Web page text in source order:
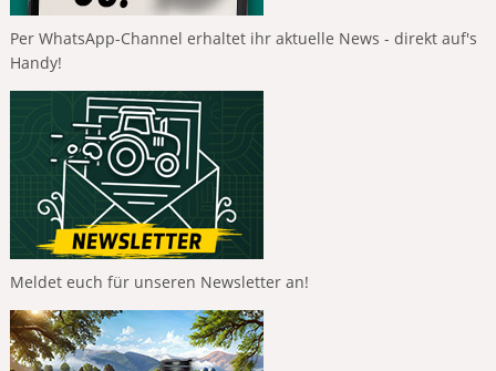
Per WhatsApp-Channel erhaltet ihr aktuelle News - direkt auf's
Handy!
Meldet euch für unseren Newsletter an!